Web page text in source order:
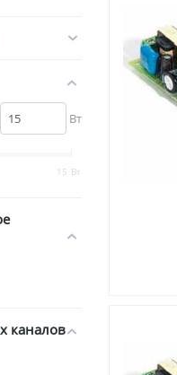
Вт
15 Вт
каналов